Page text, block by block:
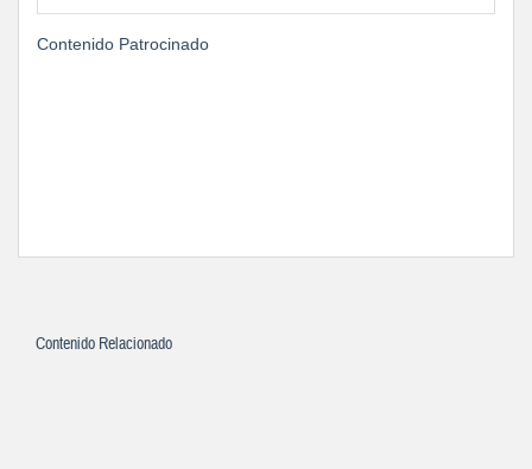
Contenido Patrocinado
Contenido Relacionado